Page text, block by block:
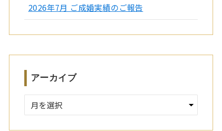
2026年7月 ご成婚実績のご報告
アーカイブ
ー